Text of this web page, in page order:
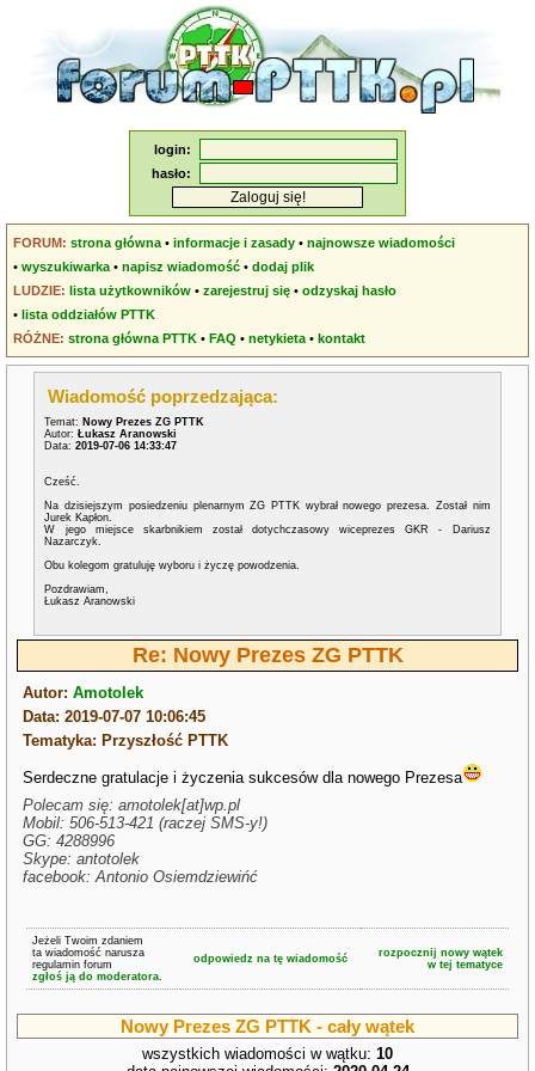
login:
hasło:
FORUM: strona główna •informacje i zasady •najnowsze wiadomości
•wyszukiwarka •napisz wiadomość •dodaj plik
LUDZIE: lista użytkowników •zarejestruj się •odzyskaj hasło
•lista oddziałów PTTK
RÓŻNE: strona główna PTTK •FAQ •netykieta •kontakt
Wiadomość poprzedzająca:
Temat: Nowy Prezes ZG PTTK
Autor:Łukasz Aranowski
Data:2019-07-06 14:33:47
Cześć.
Na dzisiejszym posiedzeniu plenarnym ZG PTTK wybrał nowego prezesa. Został nim
Jurek Kapłon.
W jego miejsce skarbnikiem został dotychczasowy wiceprezes GKR - Dariusz
Nazarczyk.
Obu kolegom gratuluję wyboru i życzę powodzenia.
Pozdrawiam,
Łukasz Aranowski
Re: Nowy Prezes ZG PTTK
Autor:Amotolek
Data: 2019-07-07 10:06:45
Tematyka: Przyszłość PTTK
Serdeczne gratulacje i życzenia sukcesów dla nowego Prezesa
Polecam się: amotolek[at]wp.pl
Mobil: 506-513-421 (raczej SMS-y!)
GG: 4288996
Skype: antotolek
facebook: Antonio Osiemdziewińć
Jeżeli Twoim zdaniem
ta wiadomość narusza
regulamin forum
zgłoś ją do moderatora.
odpowiedz na tę wiadomość
rozpocznij nowy wątek
w tej tematyce
Nowy Prezes ZG PTTK - cały wątek
wszystkich wiadomości w wątku: 10